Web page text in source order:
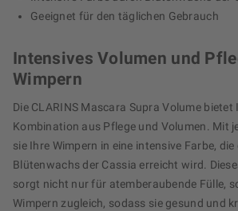
Geeignet für den täglichen Gebrauch
Intensives Volumen und
Wimpern
Die CLARINS Mascara Supra Volume
Kombination aus Pflege und Volumen. Mit
sie Ihre Wimpern in eine intensive Farbe,
Blütenwachs der Cassia erreicht wird.
sorgt nicht nur für atemberaubende Fülle,
Wimpern zugleich, sodass sie gesund und